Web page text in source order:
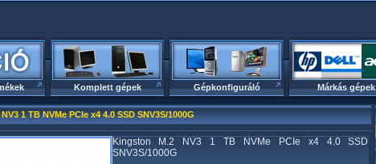
Komplett gépek Gépkonfiguráló Márkás gépek
1 TB NVMe PCIe x4 4.0 SSD SNV3S/1000G
Kingston M.2 NV3 1 TB NVMe PCIe x4 4.0 SSD
SNV3S/1000G